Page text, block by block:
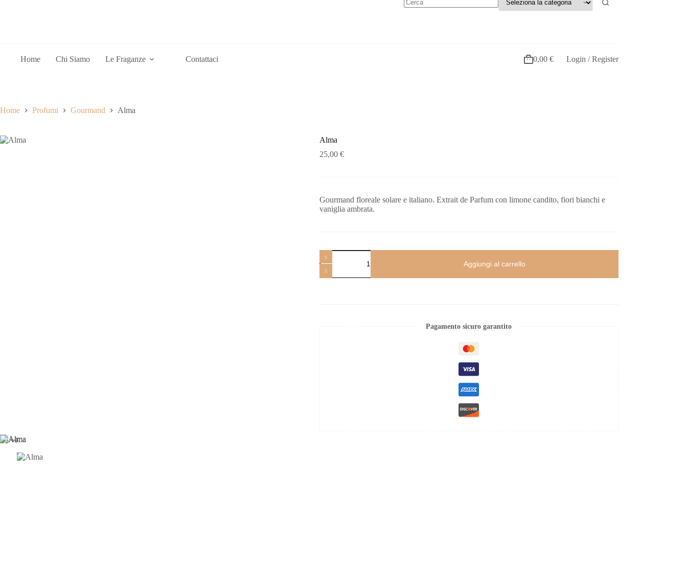
Home Chi Siamo Le Fraganze Contattaci 0,00 € Login / Register
Home Profumi Gourmand Alma
Alma
25,00 €
Gourmand floreale solare e italiano. Extrait de Parfum con limone candito, fiori bianchi e
vaniglia ambrata.
Aggiungi al carrello
Pagamento sicuro garantito